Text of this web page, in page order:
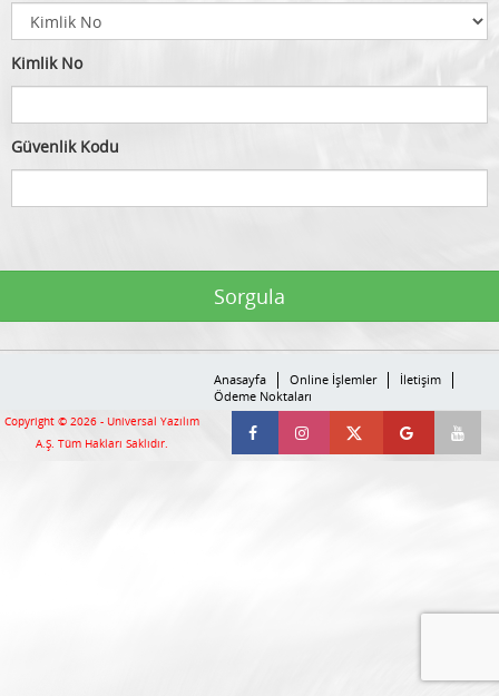
Kimlik No
Güvenlik Kodu
Sorgula
Anasayfa Online İşlemler
İletişim
Ödeme Noktaları
Copyright © 2026 - Universal Yazılım
A.Ş. Tüm Hakları Saklıdır.